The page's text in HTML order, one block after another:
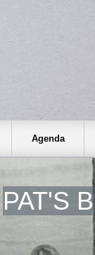
Agenda
PAT'S